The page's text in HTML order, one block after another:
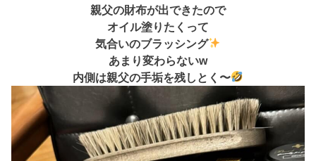
親父の財布が出できたので
オイル塗りたくって
気合いのブラッシング
あまり変わらないw
内側は親父の手垢を残しとく〜